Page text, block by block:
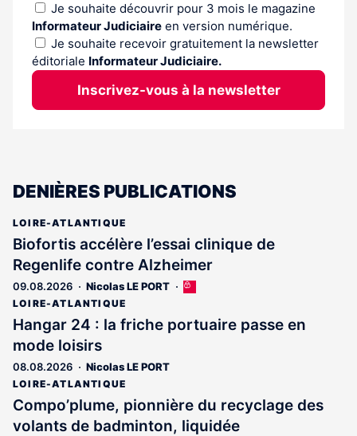
Je souhaite découvrir pour 3 mois le magazine
Informateur Judiciaire en version numérique.
Je souhaite recevoir gratuitement la newsletter
éditoriale Informateur Judiciaire.
Inscrivez-vous à la newsletter
DENIÈRES PUBLICATIONS
LOIRE-ATLANTIQUE
Biofortis accélère l’essai clinique de
Regenlife contre Alzheimer
09.08.2026 Nicolas LE PORT
Cet
est
réservé
LOIRE-ATLANTIQUE
Hangar 24 : la friche portuaire passe en
mode loisirs
08.08.2026 Nicolas LE PORT
LOIRE-ATLANTIQUE
Compo’plume, pionnière du recyclage des
volants de badminton, liquidée